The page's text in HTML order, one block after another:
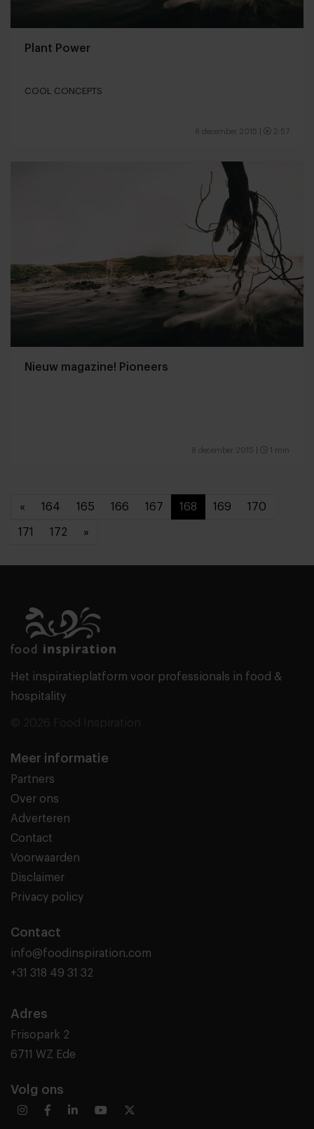
Plant Power
COOL CONCEPTS
8 december 2015 2:57
Nieuw magazine! Pioneers
8 december 2015 1 min
« 164 165 166 167 168 169 170
171 172 »
Het inspiratieplatform voor professionals in food &
hospitality
Meer informatie
Partners
Over ons
Adverteren
Contact
Voorwaarden
Disclaimer
Privacy policy
Contact
info@foodinspiration.com
+31 318 49 31 32
Adres
Frisopark 2
6711 WZ Ede
Volg ons